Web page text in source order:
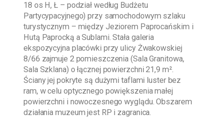
18 os H, Ł – podział według Budżetu
Partycypacyjnego) przy samochodowym szlaku
turystycznym – między Jeziorem Paprocańskim i
Hutą Paprocką a Sublami. Stała galeria
ekspozycyjna placówki przy ulicy Żwakowskiej
8/66 zajmuje 2 pomieszczenia (Sala Granitowa,
Sala Szklana) o łącznej powierzchni 21,9 m².
Ściany jej pokryte są dużymi taflami luster bez
ram, w celu optycznego powiększenia małej
powierzchni i nowoczesnego wyglądu. Obszarem
działania muzeum jest RP i zagranica.